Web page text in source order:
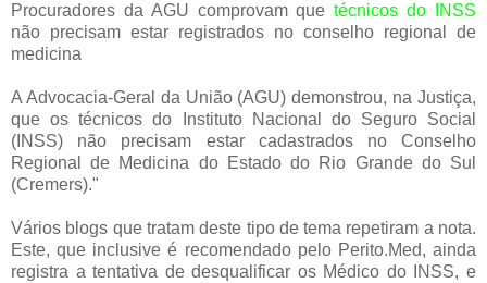
Procuradores da AGU comprovam quetécnicos do INSS
não precisam estar registrados no conselho regional de
medicina
A Advocacia-Geral da União (AGU) demonstrou, na Justiça,
que os técnicos do Instituto Nacional do Seguro Social
(INSS) não precisam estar cadastrados no Conselho
Regional de Medicina do Estado do Rio Grande do Sul
(Cremers)."
Vários blogs que tratam deste tipo de tema repetiram a nota.
Este, que inclusive é recomendado pelo Perito.Med, ainda
registra a tentativa de desqualificar os Médico do INSS, e